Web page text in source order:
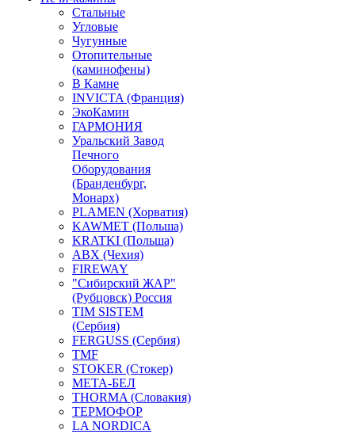
Стальные
Угловые
Чугунные
Отопительные
(каминофены)
В Камне
INVICTA (Франция)
ЭкоКамин
ГАРМОНИЯ
Уральский Завод
Печного
Оборудования
(Бранденбург,
Монарх)
PLAMEN (Хорватия)
KAWMET (Польша)
KRATKI (Польша)
ABX (Чехия)
FIREWAY
"Сибирский ЖАР"
(Рубцовск) Россия
TIM SISTEM
(Сербия)
FERGUSS (Сербия)
TMF
STOKER (Стокер)
МЕТА-БЕЛ
THORMA (Словакия)
ТЕРМОФОР
LA NORDICA